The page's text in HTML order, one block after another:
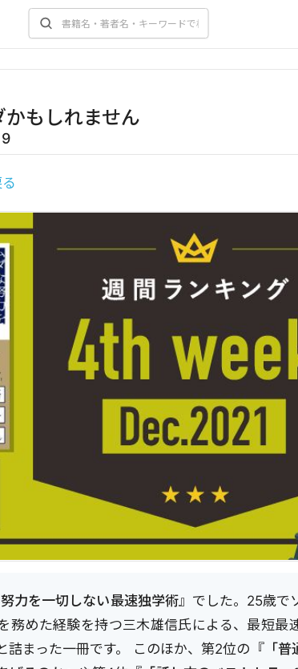
もしれません
力を一切しない最速独学術』でした。25歳で
務めた経験を持つ三木雄信氏による、最短最
詰まった一冊です。 このほか、第2位の『「普